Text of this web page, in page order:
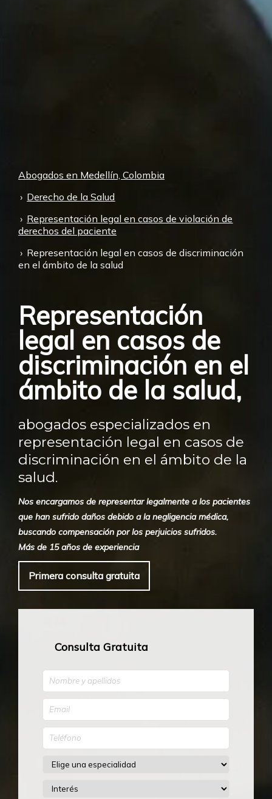
Abogados en Medellín, Colombia
Derecho de la Salud
Representación legal en casos de violación de
derechos del paciente
Representación legal en casos de discriminación
en el ámbito de la salud
Representación
legal en casos de
discriminación en el
ámbito de la salud,
abogados especializados en
representación legal en casos de
discriminación en el ámbito de la
salud.
Nos encargamos de representar legalmente a los pacientes
que han sufrido daños debido a la negligencia médica,
buscando compensación por los perjuicios sufridos.
Más de 15 años de experiencia
Primera consulta gratuita
Consulta Gratuita